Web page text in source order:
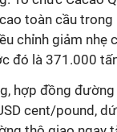
toàn cầu trong
chỉnh giảm nhẹ
đó là 371.000
hợp đồng
cent/pound,